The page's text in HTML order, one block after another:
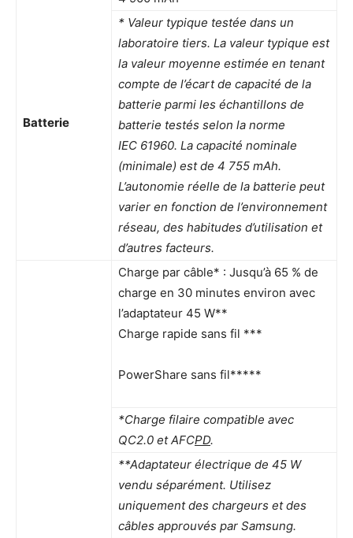
Batterie
* Valeur typique testée dans un
laboratoire tiers. La valeur typique est
la valeur moyenne estimée en tenant
compte de l’écart de capacité de la
batterie parmi les échantillons de
batterie testés selon la norme
IEC 61960. La capacité nominale
(minimale) est de 4 755 mAh.
L’autonomie réelle de la batterie peut
varier en fonction de l’environnement
réseau, des habitudes d’utilisation et
d’autres facteurs.
Charge par câble* : Jusqu’à 65 % de
charge en 30 minutes environ avec
l’adaptateur 45 W**
Charge rapide sans fil ***
PowerShare sans fil*****
*Charge filaire compatible avec
QC2.0 et AFCPD.
**Adaptateur électrique de 45 W
vendu séparément. Utilisez
uniquement des chargeurs et des
câbles approuvés par Samsung.